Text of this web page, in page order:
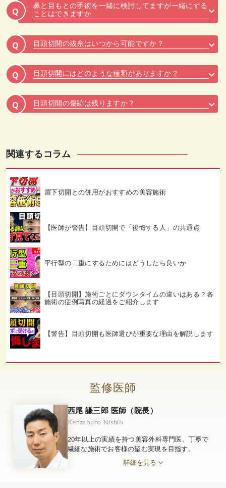
Q
鼻と目もとの手術を一緒に検討してますが一緒にする
ことはできますか
Q 目頭切開の抜糸はいつから可能ですか？
Q 目頭切開にはどのような種類がありますか？
Q 目頭切開の傷跡は残りますか？
関連するコラム
眉下切開との併用がおすすめの美容施術
【医師が警告】目頭切開で「後悔する人」の共通点
平行型の二重にするためにはどうしたら良いか
【目頭切開】施術ごとにダウンタイムの違いはある？各
施術の症例写真の経過をご紹介します
【警告】目頭切開も医師選びが重要な理由を解説します
監修医師
西尾 謙三郎 医師（院長）
Kenzaburo Nishio
20年以上の実績を持つ美容外科専門医。丁寧で
繊細な施術でお客様の望む実現を目指す。
詳細を見る